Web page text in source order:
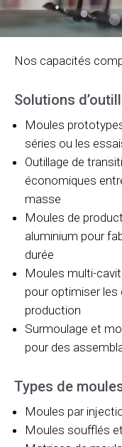
Nos capacités
Solutions
Moules
séries ou les
Outillage de
économiques
masse
Moules de
aluminium pour
durée
Moules multi-
pour optimiser les
production
Surmoulage et
pour des
Types de
Moules par
Moules soufflés